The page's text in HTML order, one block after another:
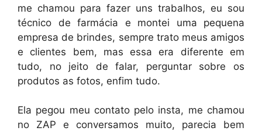
me chamou para fazer uns trabalhos, eu sou
técnico de farmácia e montei uma pequena
empresa de brindes, sempre trato meus amigos
e clientes bem, mas essa era diferente em
tudo, no jeito de falar, perguntar sobre os
produtos as fotos, enfim tudo.
Ela pegou meu contato pelo insta, me chamou
no ZAP e conversamos muito, parecia bem